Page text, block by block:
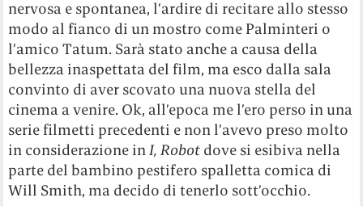
nervosa e spontanea, l’ardire di recitare allo stesso
modo al fianco di un mostro come Palminteri o
l’amico Tatum. Sarà stato anche a causa della
bellezza inaspettata del film, ma esco dalla sala
convinto di aver scovato una nuova stella del
cinema a venire. Ok, all’epoca me l’ero perso in una
serie filmetti precedenti e non l’avevo preso molto
in considerazione inI, Robot dove si esibiva nella
parte del bambino pestifero spalletta comica di
Will Smith, ma decido di tenerlo sott’occhio.